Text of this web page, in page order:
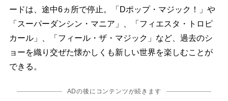
ードは、途中6ヵ所で停止。「Dポップ・マジック！」
「スーパーダンシン・マニア」、「フィエスタ・トロピ
カール」、「フィール・ザ・マジック」など、過去のシ
ョーを織り交ぜた懐かしくも新しい世界を楽しむことが
できる。
ADの後にコンテンツが続きます